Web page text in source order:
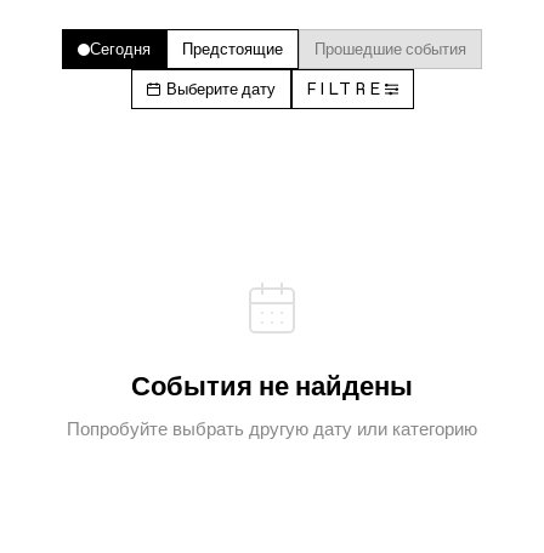
Сегодня Предстоящие Прошедшие события
Выберите дату FILTRE
События не найдены
Попробуйте выбрать другую дату или категорию